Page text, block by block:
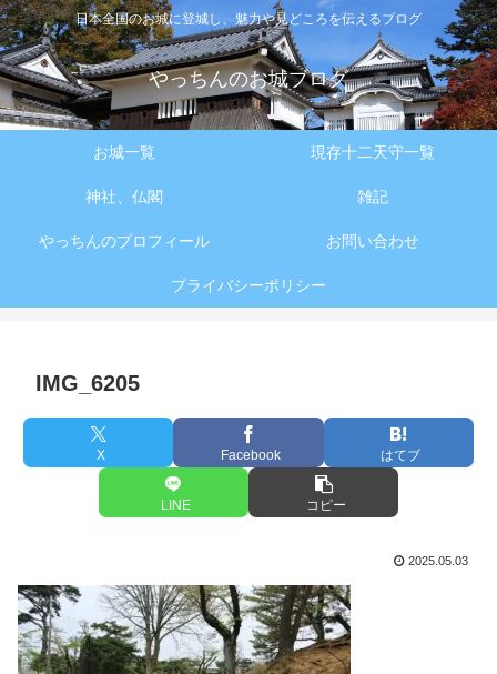
日本全国のお城に登城し、魅力や見どころを伝えるブログ
やっちんのお城ブログ
お城一覧 現存十二天守一覧
神社、仏閣 雑記
やっちんのプロフィール お問い合わせ
プライバシーポリシー
IMG_6205
X Facebook はてブ
LINE コピー
2025.05.03